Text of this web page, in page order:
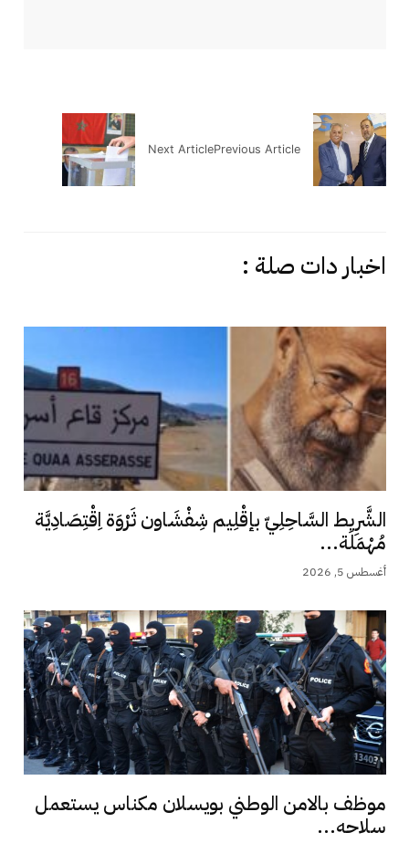
Previous Article
Next Article
اخبار دات صلة :
الشَّرِيط السَّاحِلِيّ بإقْلِيم شِفْشَاون ثَرْوَة اِقْتِصَادِيَّة
مُهْمَلَة...
أغسطس 5, 2026
موظف بالامن الوطني بويسلان مكناس يستعمل
سلاحه...